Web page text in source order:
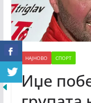
НАЈНОВО СПОРТ
Иџе